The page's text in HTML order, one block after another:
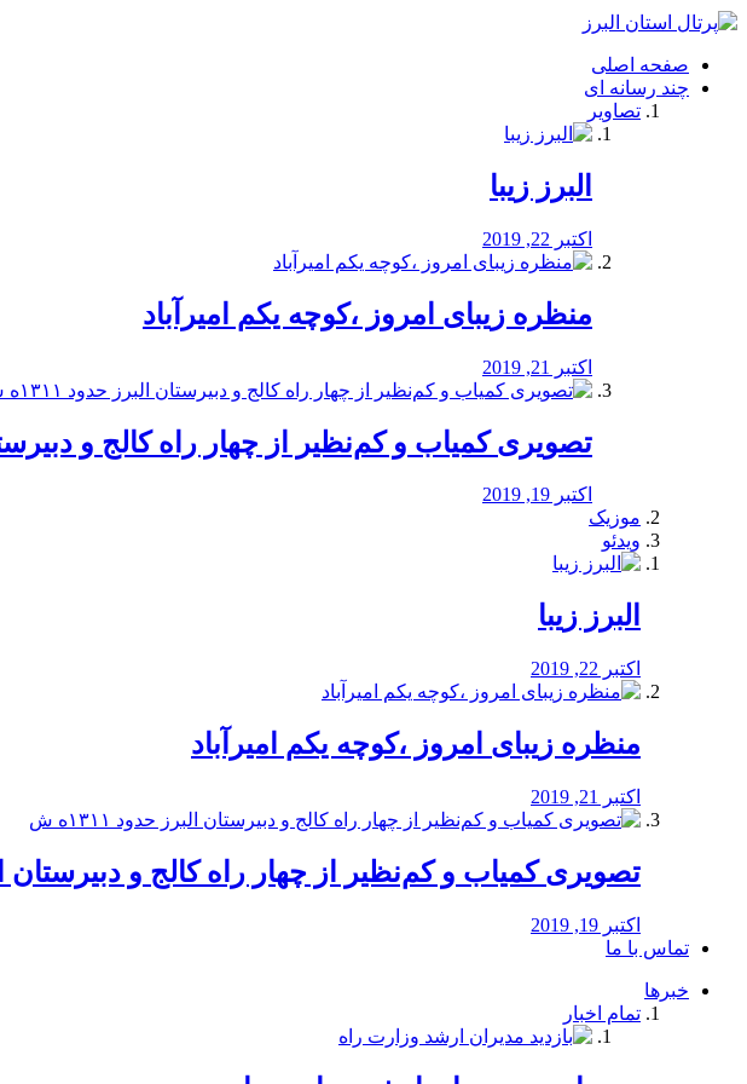
فصد
شرق
تهران
خشکشویی
صفحه اصلی
چند رسانه ای
تصاویر
البرز زیبا
اکتبر 22, 2019
منظره‌‌ زیبای امروز ،کوچه یکم امیرآباد
اکتبر 21, 2019
️تصویری کمیاب و کم‌نظیر از چهار راه كالج و دبيرستان
اکتبر 19, 2019
موزیک
ویدئو
البرز زیبا
اکتبر 22, 2019
منظره‌‌ زیبای امروز ،کوچه یکم امیرآباد
اکتبر 21, 2019
️تصویری کمیاب و کم‌نظیر از چهار راه كالج و دبيرستان البرز
اکتبر 19, 2019
تماس با ما
خبرها
تمام اخبار